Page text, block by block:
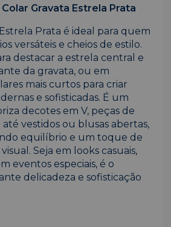
Gravata Estrela Prata
Prata é ideal para quem
versáteis e cheios de estilo.
destacar a estrela central e
da gravata, ou em
mais curtos para criar
e sofisticadas. É um
decotes em V, peças de
até vestidos ou blusas abertas,
equilíbrio e um toque de
Seja em looks casuais,
eventos especiais, é o
delicadeza e sofisticação